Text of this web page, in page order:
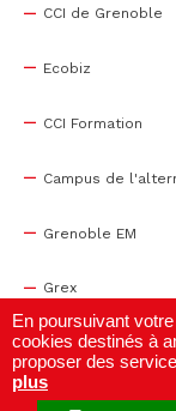
CCI de Grenoble
Ecobiz
CCI Formation
Campus de
Grenoble EM
Grex
WTC Grenoble
Centre de
En poursuivant
cookies destinés à
proposer des
plus